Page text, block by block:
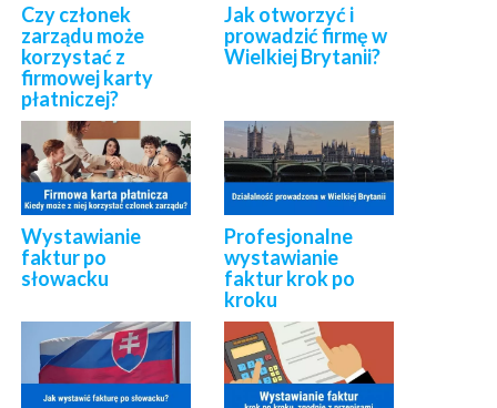
Czy członek
zarządu może
korzystać z
firmowej karty
płatniczej?
Jak otworzyć i
prowadzić firmę w
Wielkiej Brytanii?
Wystawianie
faktur po
słowacku
Profesjonalne
wystawianie
faktur krok po
kroku